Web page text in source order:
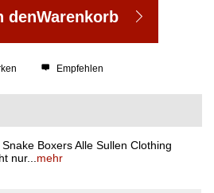
denWarenkorb
Empfehlen
Boxers Alle Sullen Clothing
nur... mehr